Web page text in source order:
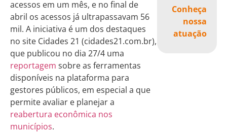
Conheça
nossa
atuação
acessos em um mês, e no final de
abril os acessos já ultrapassavam 56
mil. A iniciativa é um dos destaques
no site Cidades 21 (cidades21.com.br),
que publicou no dia 27/4 uma
reportagem sobre as ferramentas
disponíveis na plataforma para
gestores públicos, em especial a que
permite avaliar e planejar a
reabertura econômica nos
municípios.